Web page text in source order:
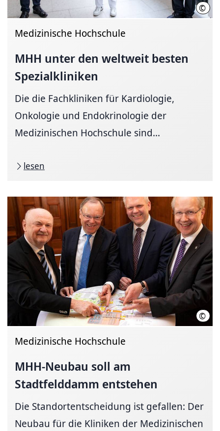
©
Medizinische Hochschule
MHH unter den weltweit besten
Spezialkliniken
Die die Fachkliniken für Kardiologie,
Onkologie und Endokrinologie der
Medizinischen Hochschule sind...
lesen
©
Medizinische Hochschule
MHH-Neubau soll am
Stadtfelddamm entstehen
Die Standortentscheidung ist gefallen: Der
Neubau für die Kliniken der Medizinischen